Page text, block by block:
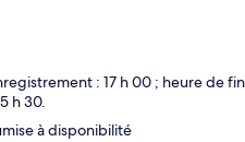
: 17 h 00 ; heure de fin
h 30.
à disponibilité